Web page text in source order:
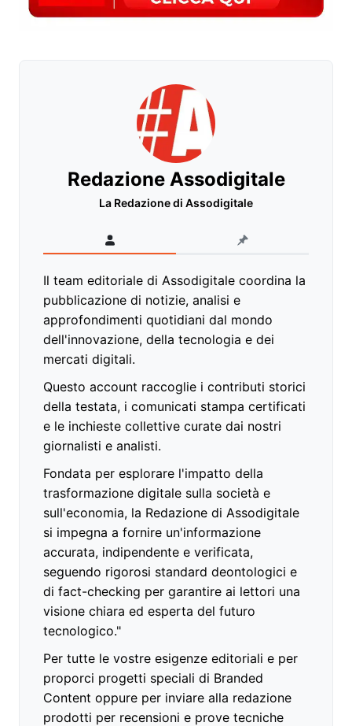
Redazione Assodigitale
La Redazione di Assodigitale
Il team editoriale di Assodigitale coordina la
pubblicazione di notizie, analisi e
approfondimenti quotidiani dal mondo
dell'innovazione, della tecnologia e dei
mercati digitali.
Questo account raccoglie i contributi storici
della testata, i comunicati stampa certificati
e le inchieste collettive curate dai nostri
giornalisti e analisti.
Fondata per esplorare l'impatto della
trasformazione digitale sulla società e
sull'economia, la Redazione di Assodigitale
si impegna a fornire un'informazione
accurata, indipendente e verificata,
seguendo rigorosi standard deontologici e
di fact-checking per garantire ai lettori una
visione chiara ed esperta del futuro
tecnologico."
Per tutte le vostre esigenze editoriali e per
proporci progetti speciali di Branded
Content oppure per inviare alla redazione
prodotti per recensioni e prove tecniche